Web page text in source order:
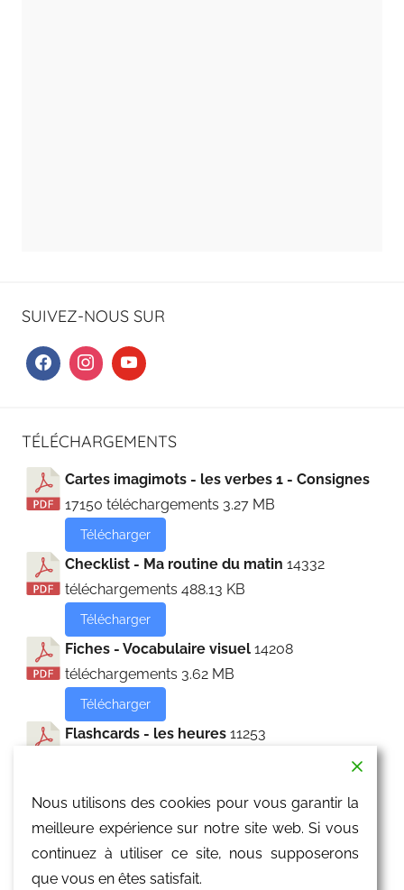
SUIVEZ-NOUS SUR
TÉLÉCHARGEMENTS
Cartes imagimots - les verbes 1 - Consignes
17150 téléchargements 3.27 MB
Télécharger
Checklist - Ma routine du matin 14332
téléchargements 488.13 KB
Télécharger
Fiches - Vocabulaire visuel 14208
téléchargements 3.62 MB
Télécharger
Flashcards - les heures 11253
Flashcards - les parties du corps 10946
téléchargements
230.65 KB
Télécharger
Nous utilisons des cookies pour vous garantir la
meilleure expérience sur notre site web. Si vous
continuez à utiliser ce site, nous supposerons
que vous en êtes satisfait.